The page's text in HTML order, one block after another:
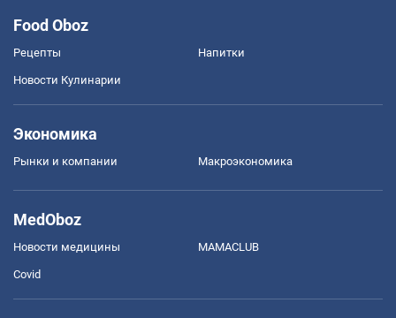
Food Oboz
Рецепты Напитки
Новости Кулинарии
Экономика
Рынки и компании Mакроэкономика
MedOboz
Новости медицины MAMACLUB
Covid